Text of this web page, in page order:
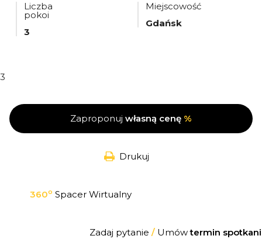
Liczba
pokoi
3
Miejscowość
Gdańsk
3
Zaproponuj własną cenę %
Drukuj
360o Spacer Wirtualny
Zadaj pytanie /Umówtermin